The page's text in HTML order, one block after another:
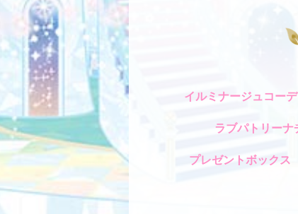
イルミナージュコーデ
ラブパトリーナ
プレゼントボックス